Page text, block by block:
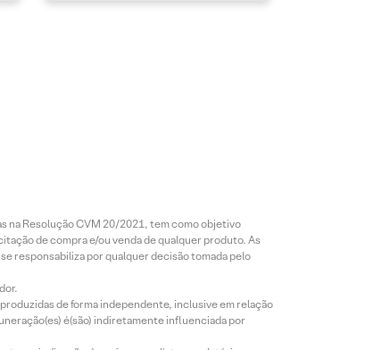
na Resolução CVM 20/2021, tem como objetivo
de compra e/ou venda de qualquer produto. As
responsabiliza por qualquer decisão tomada pelo
de forma independente, inclusive em relação
é(são) indiretamente influenciada por